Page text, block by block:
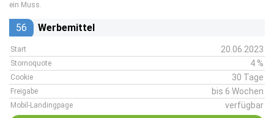
ein Muss.
56 Werbemittel
Start 20.06.2023
Stornoquote 4 %
Cookie 30 Tage
Freigabe bis 6 Wochen
Mobil-Landingpage verfügbar